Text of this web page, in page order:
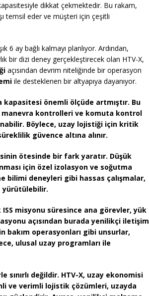
dikkat çekmektedir. Bu rakam,
temsil eder ve müşteri için çeşitli
6 ay bağlı kalmayı planlıyor. Ardından,
bir dizi deney gerçekleştirecek olan HTV-X,
açısından devrim niteliğinde bir operasyon
ile desteklenen bir altyapıya dayanıyor.
kapasitesi önemli ölçüde artmıştır. Bu
kontrolleri ve komuta kontrol
Böylece, uzay lojistiği için kritik
güvence altına alınır.
ötesinde bir fark yaratır. Düşük
için özel izolasyon ve soğutma
bilimi deneyleri gibi hassas çalışmalar,
yürütülebilir.
ISS misyonu süresince ana görevler, yük
açısından buradayenilikçi iletişim
bakım operasyonları gibi unsurlar,
ulusal uzay programları ile
sınırlı değildir. HTV-X, uzay ekonomisi
ve verimli lojistik çözümleri, uzayda